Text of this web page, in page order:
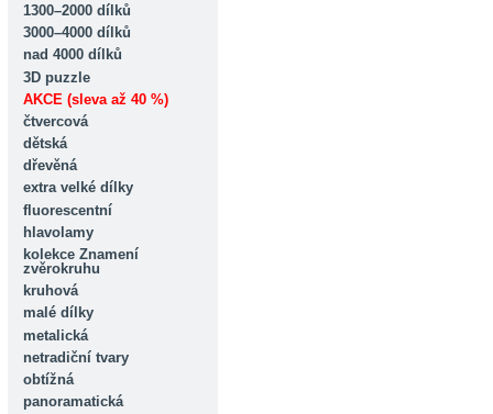
1300–2000 dílků
3000–4000 dílků
nad 4000 dílků
3D puzzle
AKCE (sleva až 40 %)
čtvercová
dětská
dřevěná
extra velké dílky
fluorescentní
hlavolamy
kolekce Znamení
zvěrokruhu
kruhová
malé dílky
metalická
netradiční tvary
obtížná
panoramatická